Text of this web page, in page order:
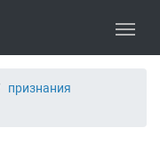
признания